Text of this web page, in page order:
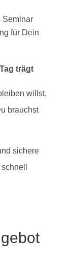
Seminar
für Dein
trägt
willst,
brauchst
sichere